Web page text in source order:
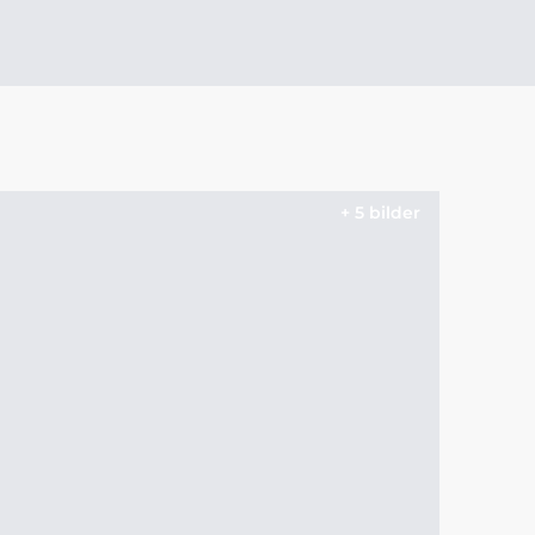
+ 5 bilder